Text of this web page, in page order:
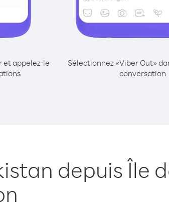
et appelez-le
Sélectionnez «Viber Out»
conversation
depuis Île